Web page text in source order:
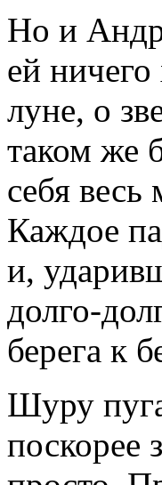
Но и
ей
луне, о
таком же
себя
Каждое
и,
долго-
берега к
Шуру
поскорее